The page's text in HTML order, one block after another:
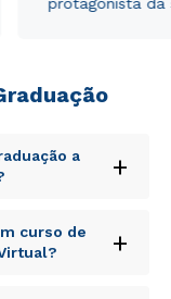
a
+
error sit
laudantium,
illo inventore
curso de
+